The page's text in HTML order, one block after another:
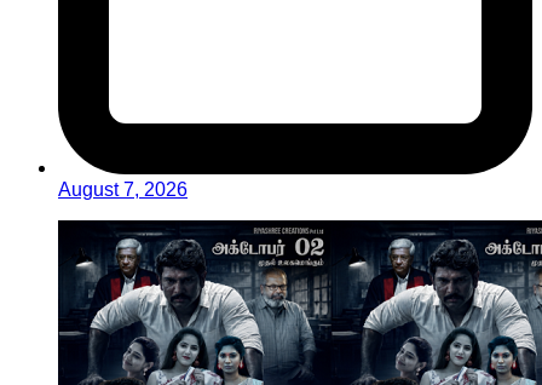
August 7, 2026